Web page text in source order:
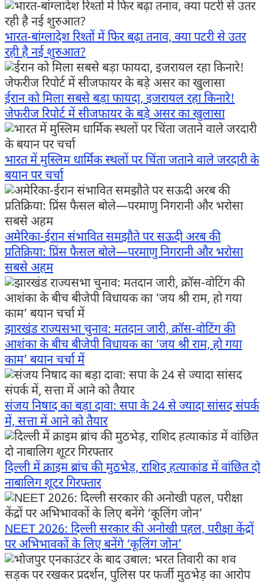
भारत-बांग्लादेश रिश्तों में फिर बढ़ा तनाव, क्या पटरी से उतर
रही है नई शुरुआत?
ईरान को मिला सबसे बड़ा फायदा, इजरायल रहा किनारे!
जेफरीज रिपोर्ट में सीजफायर के बड़े असर का खुलासा
भारत में मुस्लिम धार्मिक स्थलों पर चिंता जताने वाले जरदारी के
बयान पर चर्चा
अमेरिका-ईरान संभावित समझौते पर सऊदी अरब की
प्रतिक्रिया: प्रिंस फैसल बोले—परमाणु निगरानी और भरोसा
सबसे अहम
झारखंड राज्यसभा चुनाव: मतदान जारी, क्रॉस-वोटिंग की
आशंका के बीच बीजेपी विधायक का ‘जय श्री राम, हो गया
काम’ बयान चर्चा में
संजय निषाद का बड़ा दावा: सपा के 24 से ज्यादा सांसद संपर्क
में, सत्ता में आने को तैयार
दिल्ली में क्राइम ब्रांच की मुठभेड़, राशिद हत्याकांड में वांछित दो
नाबालिग शूटर गिरफ्तार
NEET 2026: दिल्ली सरकार की अनोखी पहल, परीक्षा केंद्रों
पर अभिभावकों के लिए बनेंगे ‘कूलिंग जोन’